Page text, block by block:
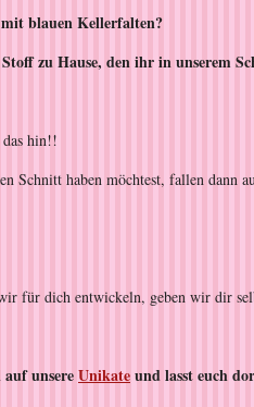
blauen Kellerfalten?
zu Hause, den ihr in unserem
hin!!
Schnitt haben möchtest, fallen dann
für dich entwickeln, geben wir dir
unsereUnikateund lasst euch